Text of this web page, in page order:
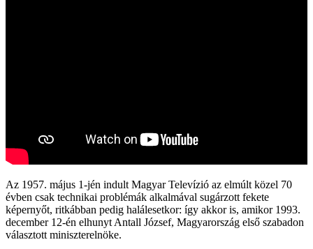
Az 1957. május 1-jén indult Magyar Televízió az elmúlt közel 70
évben csak technikai problémák alkalmával sugárzott fekete
képernyőt, ritkábban pedig halálesetkor: így akkor is, amikor 1993.
december 12-én elhunyt Antall József, Magyarország első szabadon
választott miniszterelnöke.